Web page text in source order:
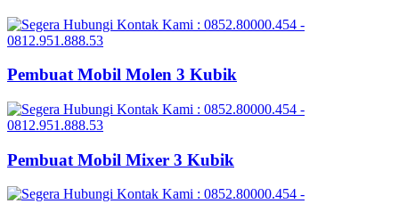
Pembuat Mobil Molen 3 Kubik
Pembuat Mobil Mixer 3 Kubik